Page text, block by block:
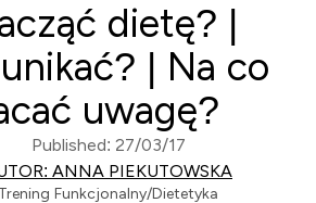
dietę? |
| Na co
uwagę?
Published: 27/03/17
ANNA PIEKUTOWSKA
Trening Funkcjonalny/Dietetyka